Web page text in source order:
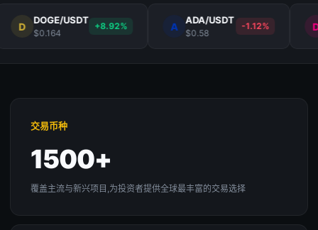
DOGE/USDT
$0.164
+8.92%
ADA/USDT
$0.58
-1.12%
$8.42
交易币种
1500+
覆盖主流与新兴项目,为投资者提供全球最丰富的交易选择